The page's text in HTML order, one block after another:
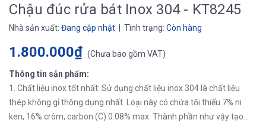
Chậu đúc rửa bát Inox 304 - KT8245
Nhà sản xuất: Đang cập nhật | Tình trạng: Còn hàng
1.800.000₫ (Chưa bao gồm VAT)
Thông tin sản phẩm:
1. Chất liệu inox tốt nhất: Sử dụng chất liệu inox 304 là chất liệu
thép không gỉ thông dụng nhất. Loại này có chứa tối thiểu 7% ni
ken, 16% crôm, carbon (C) 0.08% max. Thành phần như vậy tạo...